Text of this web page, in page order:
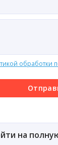
обработки
на